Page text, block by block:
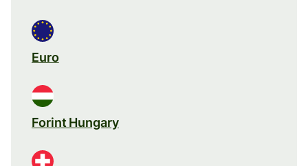
Euro
Forint Hungary